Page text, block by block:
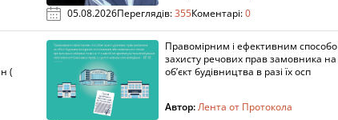
05.08.2026Переглядів:355Коментарі:0
(
Правомірним і ефективним
захисту речових прав замовника на
об’єкт будівництва в разі їх осп
Автор:Лента от Протокола